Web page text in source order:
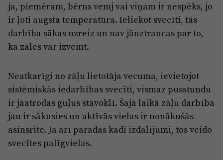
ja, piemēram, bērns vemj vai viņam ir nespēks, jo
ir ļoti augsta temperatūra. Ieliekot svecīti, tās
darbība sākas uzreiz un nav jāuztraucas par to,
ka zāles var izvemt.
Neatkarīgi no zāļu lietotāja vecuma, ievietojot
sistēmiskās iedarbības svecīti, vismaz pusstundu
ir jāatrodas guļus stāvoklī. Šajā laikā zāļu darbība
jau ir sākusies un aktīvās vielas ir nonākušās
asinsritē. Ja arī parādās kādi izdalījumi, tos veido
svecītes palīgvielas.